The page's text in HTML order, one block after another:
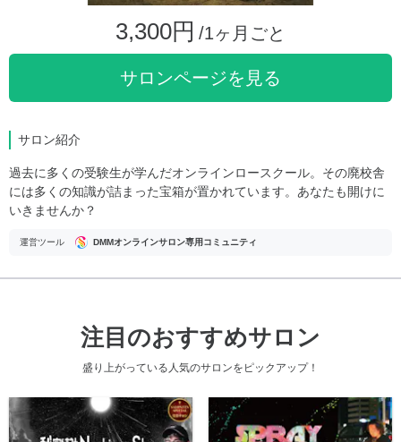
3,300円 /1ヶ月ごと
サロンページを見る
サロン紹介
過去に多くの受験生が学んだオンラインロースクール。その廃校舎
には多くの知識が詰まった宝箱が置かれています。あなたも開けに
いきませんか？
運営ツール DMMオンラインサロン専用コミュニティ
注目のおすすめサロン
盛り上がっている人気のサロンをピックアップ！